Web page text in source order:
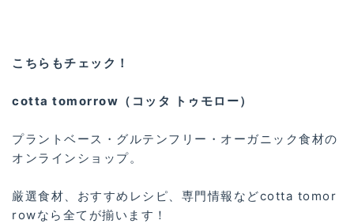
こちらもチェック！
cotta tomorrow（コッタ トゥモロー）
プラントベース・グルテンフリー・オーガニック食材の
オンラインショップ。
厳選食材、おすすめレシピ、専門情報などcotta tomor
rowなら全てが揃います！